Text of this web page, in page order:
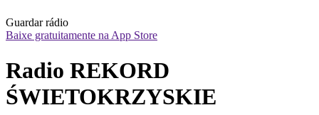
Guardar rádio
Baixe gratuitamente na App Store
Radio REKORD
ŚWIETOKRZYSKIE